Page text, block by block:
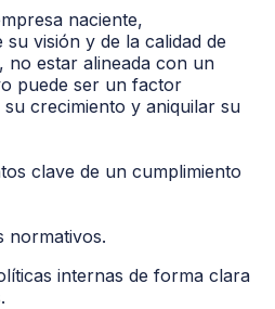
naciente,
su visión y de la calidad de
estar alineada con un
puede ser un factor
crecimiento y aniquilar su
clave de un cumplimiento
normativos.
internas de forma clara